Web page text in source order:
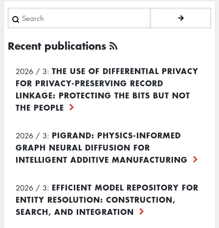
Search
Recent publications
2026 / 3: THE USE OF DIFFERENTIAL PRIVACY
FOR PRIVACY-PRESERVING RECORD
LINKAGE: PROTECTING THE BITS BUT NOT
THE PEOPLE
2026 / 3: PIGRAND: PHYSICS-INFORMED
GRAPH NEURAL DIFFUSION FOR
INTELLIGENT ADDITIVE MANUFACTURING
2026 / 3: EFFICIENT MODEL REPOSITORY FOR
ENTITY RESOLUTION: CONSTRUCTION,
SEARCH, AND INTEGRATION